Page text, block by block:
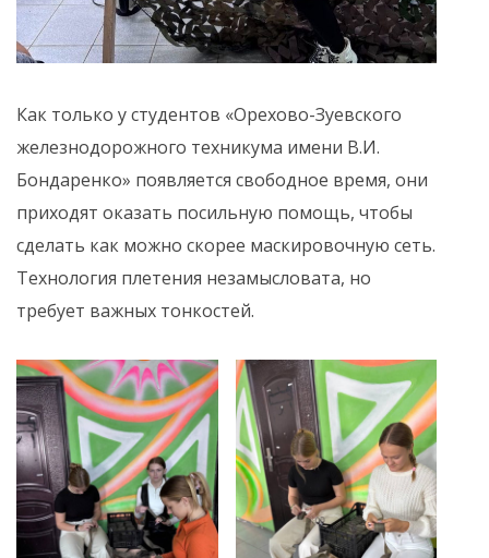
Как только у студентов «Орехово-Зуевского
железнодорожного техникума имени В.И.
Бондаренко» появляется свободное время, они
приходят оказать посильную помощь, чтобы
сделать как можно скорее маскировочную сеть.
Технология плетения незамысловата, но
требует важных тонкостей.